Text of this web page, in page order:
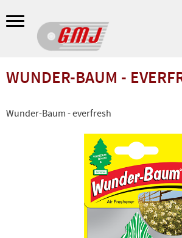
Meny
WUNDER-BAUM -
Wunder-Baum - everfresh